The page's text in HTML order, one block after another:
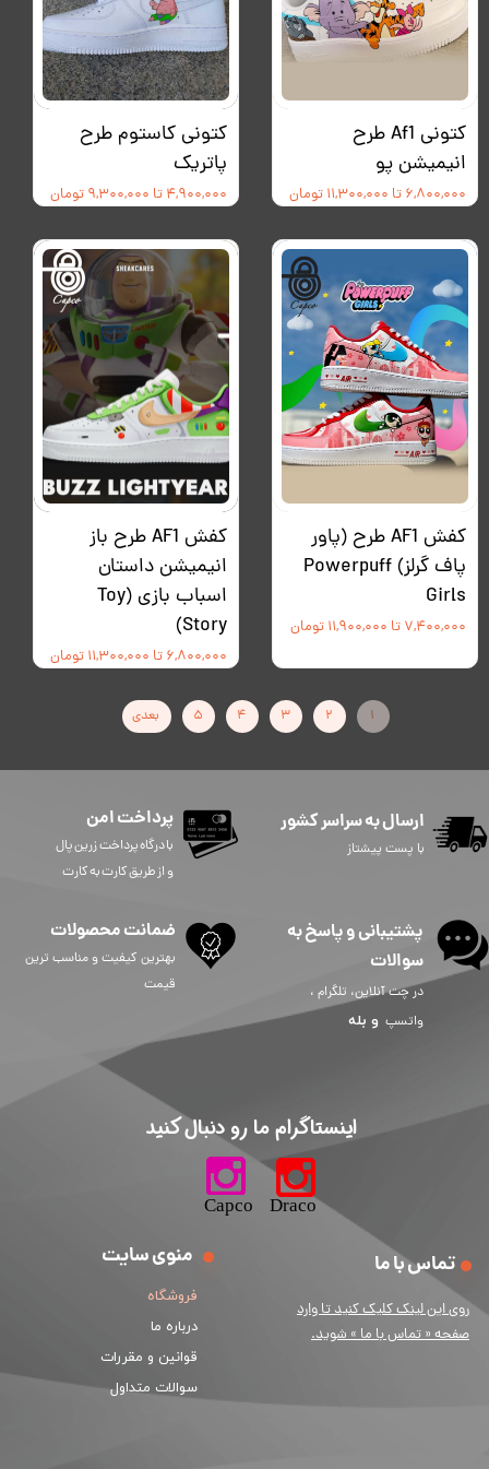
کتونی Af1 طرح
انیمیشن پو
۶,۸۰۰,۰۰۰ تا ۱۱,۳۰۰,۰۰۰ تومان
کتونی کاستوم طرح
پاتریک
۴,۹۰۰,۰۰۰ تا ۹,۳۰۰,۰۰۰ تومان
کفش AF1 طرح (پاور
پاف گرلز) Powerpuff
Girls
۷,۴۰۰,۰۰۰ تا ۱۱,۹۰۰,۰۰۰ تومان
کفش AF1 طرح باز
انیمیشن داستان
اسباب بازی (Toy
Story)
۶,۸۰۰,۰۰۰ تا ۱۱,۳۰۰,۰۰۰ تومان
۱ ۲ ۳ ۴ ۵ بعدی
ارسال به سراسر کشور
با پست پیشتاز
منوی سایت
فروشگاه
درباره ما
قوانین و مقررات
سوالات متداول
تماس با ما
روی این لینک کلیک کنید تا وارد
صفحه « تماس با ما » شوید.
پرداخت امن
​​​​​با درگاه پرداخت زرین پال
و از طریق کارت به کارت
پشتیبانی و پاسخ به
سوالات
در چت آنلاین، تلگرام ،
واتسپ و بله
ضمانت محصولات
بهترین کیفیت و مناسب ترین
قیمت
​اینستاگرام ما رو دنبال کنید​​​​​​​
​​​​​​​​​​​​​​​​​​​​Capco Draco